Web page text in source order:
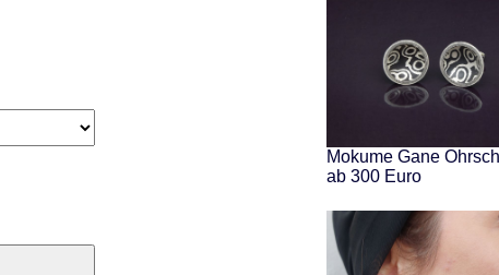
Mokume Gane
ab 300 Euro